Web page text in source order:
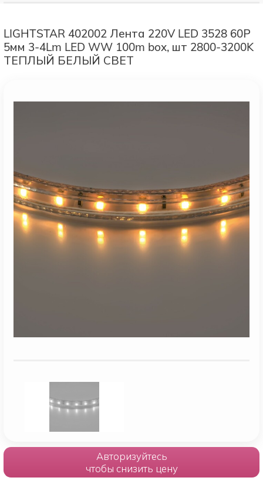
LIGHTSTAR 402002 Лента 220V LED 3528 60Р
5мм 3-4Lm LED WW 100m box, шт 2800-3200K
ТЕПЛЫЙ БЕЛЫЙ СВЕТ
Авторизуйтесь
чтобы снизить цену